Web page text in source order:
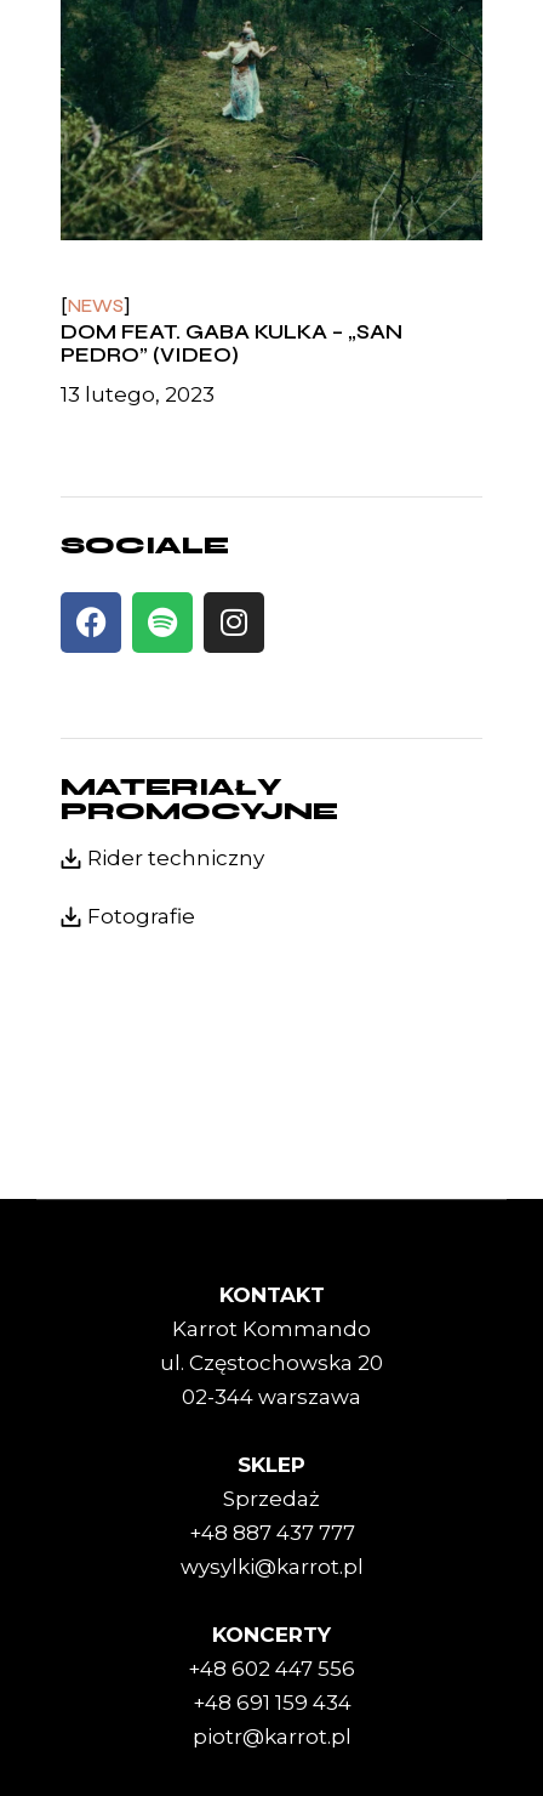
NEWS
DOM FEAT. GABA KULKA – „SAN
PEDRO” (VIDEO)
13 lutego, 2023
SOCIALE
MATERIAŁY
PROMOCYJNE
Rider techniczny
Fotografie
KONTAKT
Karrot Kommando
ul. Częstochowska 20
02-344 warszawa
SKLEP
Sprzedaż
+48 887 437 777
wysylki@karrot.pl
KONCERTY
+48 602 447 556
+48 691 159 434
piotr@karrot.pl